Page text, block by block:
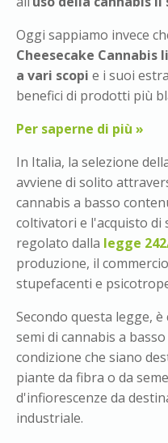
Oggi sappiamo invece
Cheesecake
a vari scopi e i suoi
benefici di prodotti più
Per saperne di più »
In Italia, la selezione
avviene di solito
cannabis a basso
coltivatori e l'acquisto di
regolato dalla legge
produzione, il
stupefacenti e
Secondo questa legge,
semi di cannabis a
condizione che siano
piante da fibra o da
d'infiorescenze da
industriale.